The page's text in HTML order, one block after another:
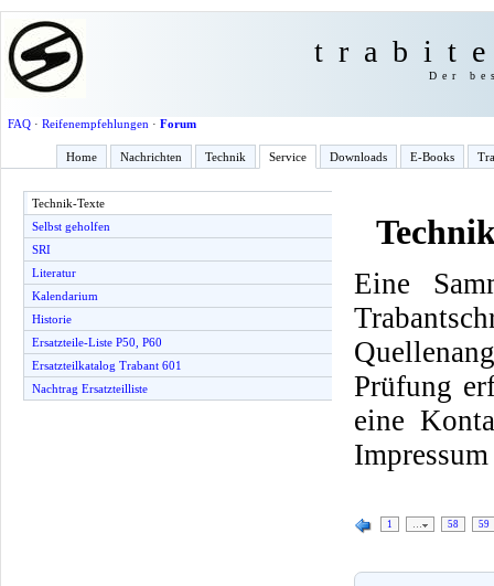
Der
FAQ· Reifenempfehlungen · Forum
Home Nachrichten Technik Service Downloads E-Books
Technik-Texte
Selbst geholfen
SRI
Literatur
Kalendarium
Historie
Ersatzteile-Liste P50, P60
Ersatzteilkatalog Trabant 601
Nachtrag Ersatzteilliste
Eine
Prüfung
eine
1 58 59